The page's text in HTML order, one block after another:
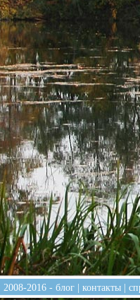
2016 - блог | контакты |